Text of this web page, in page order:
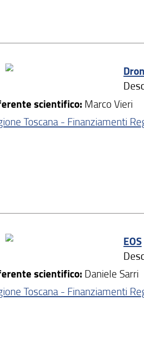
scientifico: Marco Vieri
Toscana - Finanziamenti
EOS
scientifico: Daniele Sarri
Toscana - Finanziamenti